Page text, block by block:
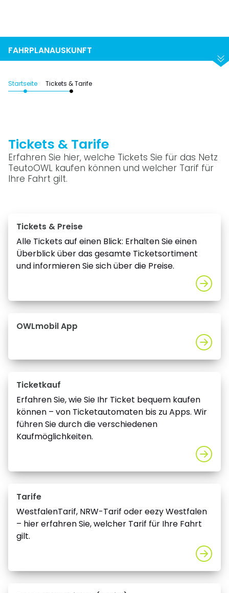
FAHRPLANAUSKUNFT
Startseite Tickets & Tarife
Tickets & Tarife
Erfahren Sie hier, welche Tickets Sie für das Netz
TeutoOWL kaufen können und welcher Tarif für
Ihre Fahrt gilt.
Tickets & Preise
Alle Tickets auf einen Blick: Erhalten Sie einen
Überblick über das gesamte Ticketsortiment
und informieren Sie sich über die Preise.
OWLmobil App
Ticketkauf
Erfahren Sie, wie Sie Ihr Ticket bequem kaufen
können – von Ticketautomaten bis zu Apps. Wir
führen Sie durch die verschiedenen
Kaufmöglichkeiten.
Tarife
WestfalenTarif, NRW-Tarif oder eezy Westfalen
– hier erfahren Sie, welcher Tarif für Ihre Fahrt
gilt.